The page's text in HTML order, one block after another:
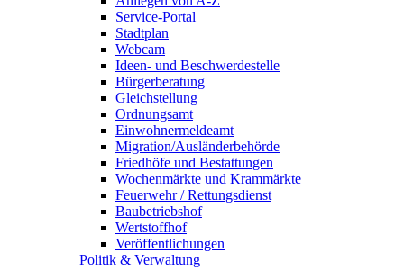
Service-Portal
Stadtplan
Webcam
Ideen- und Beschwerdestelle
Bürgerberatung
Gleichstellung
Ordnungsamt
Einwohnermeldeamt
Migration/Ausländerbehörde
Friedhöfe und Bestattungen
Wochenmärkte und Krammärkte
Feuerwehr / Rettungsdienst
Baubetriebshof
Wertstoffhof
Veröffentlichungen
Politik & Verwaltung